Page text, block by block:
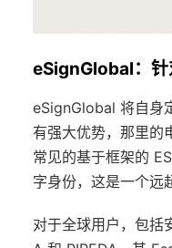
eSignGlobal：针
eSignGlobal 将自身
有强大优势，那里的
常见的基于框架的
字身份，这是一个远
对于全球用户，包括